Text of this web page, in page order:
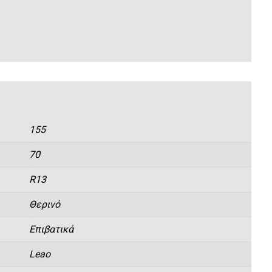
155
70
R13
Θερινό
Eπιβατικά
Leao